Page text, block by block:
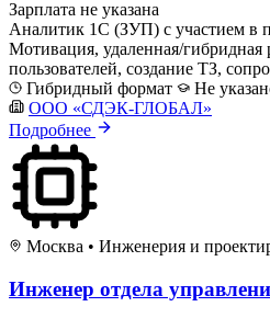
Зарплата не указана
Аналитик 1С (ЗУП) с участием в
Мотивация, удаленная/гибридная
пользователей, создание ТЗ,
Гибридный формат
Не
ООО «СДЭК-ГЛОБАЛ»
Подробнее
Москва • Инженерия и
Инженер отдела